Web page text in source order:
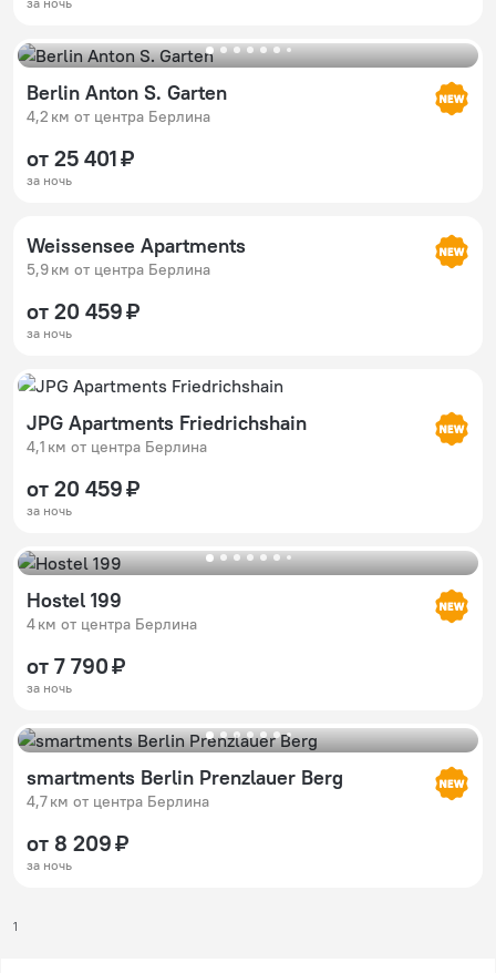
Berlin Anton S. Garten
4,2 км от центра Берлина
от 25 401 ₽
за ночь
Weissensee Apartments
5,9 км от центра Берлина
от 20 459 ₽
за ночь
JPG Apartments Friedrichshain
4,1 км от центра Берлина
от 20 459 ₽
за ночь
Hostel 199
4 км от центра Берлина
от 7 790 ₽
за ночь
smartments Berlin Prenzlauer Berg
4,7 км от центра Берлина
от 8 209 ₽
за ночь
1